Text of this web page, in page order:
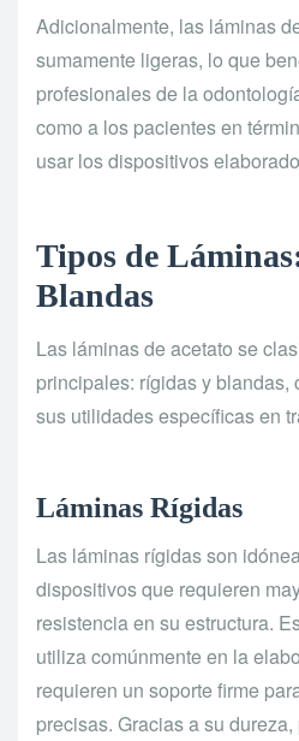
Adicionalmente, las láminas
sumamente ligeras, lo que
profesionales de la
como a los pacientes en
usar los dispositivos
Tipos de
Blandas
Las láminas de acetato se
principales: rígidas y blandas,
sus utilidades específicas en
Láminas Rígidas
Las láminas rígidas son
dispositivos que requieren
resistencia en su estructura.
utiliza comúnmente en la
requieren un soporte firme
precisas. Gracias a su